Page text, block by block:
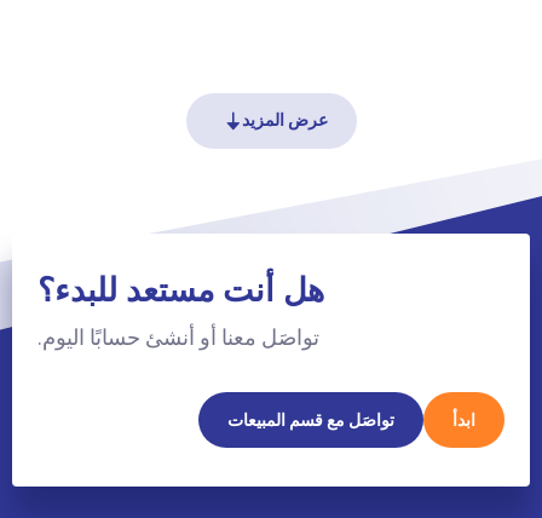
عرض المزيد
هل أنت مستعد للبدء؟
تواصَل معنا أو أنشئ حسابًا اليوم.
ابدأ تواصَل مع قسم المبيعات